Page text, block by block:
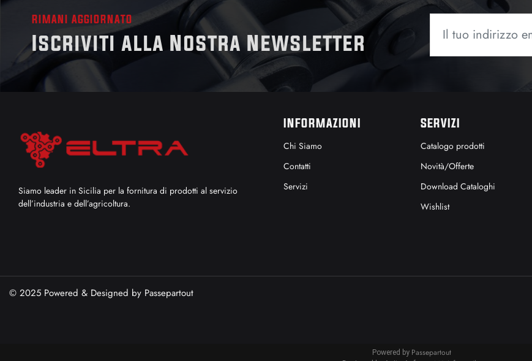
RIMANI AGGIORNATO
Iscriviti alla Nostra Newsletter
Siamo leader in Sicilia per la fornitura di prodotti al servizio
dell’industria e dell’agricoltura.
INFORMAZIONI
Chi Siamo
Contatti
Servizi
SERVIZI
Catalogo prodotti
Novità/Offerte
Download Cataloghi
Wishlist
© 2025 Powered & Designed by Passepartout
Powered by Passepartout